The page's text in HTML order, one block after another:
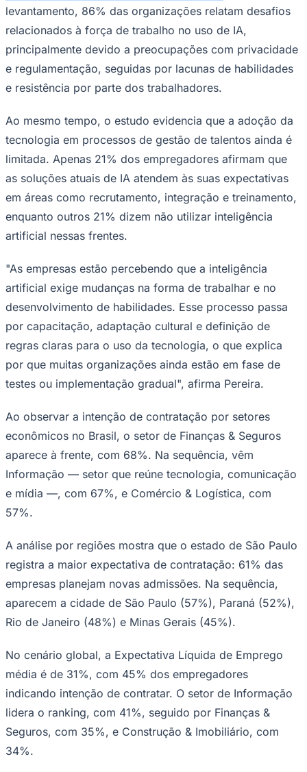
Juventude
Ceará
levantamento, 86% das organizações relatam desafios
relacionados à força de trabalho no uso de IA,
principalmente devido a preocupações com privacidade
e regulamentação, seguidas por lacunas de habilidades
e resistência por parte dos trabalhadores.
Ao mesmo tempo, o estudo evidencia que a adoção da
tecnologia em processos de gestão de talentos ainda é
limitada. Apenas 21% dos empregadores afirmam que
as soluções atuais de IA atendem às suas expectativas
em áreas como recrutamento, integração e treinamento,
enquanto outros 21% dizem não utilizar inteligência
artificial nessas frentes.
"As empresas estão percebendo que a inteligência
artificial exige mudanças na forma de trabalhar e no
desenvolvimento de habilidades. Esse processo passa
por capacitação, adaptação cultural e definição de
regras claras para o uso da tecnologia, o que explica
por que muitas organizações ainda estão em fase de
testes ou implementação gradual", afirma Pereira.
Ao observar a intenção de contratação por setores
econômicos no Brasil, o setor de Finanças & Seguros
aparece à frente, com 68%. Na sequência, vêm
Informação — setor que reúne tecnologia, comunicação
e mídia —, com 67%, e Comércio & Logística, com
57%.
A análise por regiões mostra que o estado de São Paulo
registra a maior expectativa de contratação: 61% das
empresas planejam novas admissões. Na sequência,
aparecem a cidade de São Paulo (57%), Paraná (52%),
Rio de Janeiro (48%) e Minas Gerais (45%).
No cenário global, a Expectativa Líquida de Emprego
média é de 31%, com 45% dos empregadores
indicando intenção de contratar. O setor de Informação
lidera o ranking, com 41%, seguido por Finanças &
Seguros, com 35%, e Construção & Imobiliário, com
34%.